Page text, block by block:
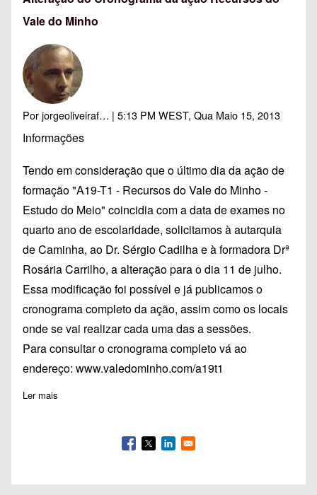
Vale do Minho
Porjorgeoliveiraf… | 5:13 PM WEST, Qua Maio 15, 2013
Informações
Tendo em consideração que o último dia da ação de
formação "A19-T1 - Recursos do Vale do Minho -
Estudo do Meio" coincidia com a data de exames no
quarto ano de escolaridade, solicitamos à autarquia
de Caminha, ao Dr. Sérgio Cadilha e à formadora Drª
Rosária Carrilho, a alteração para o dia 11 de julho.
Essa modificação foi possível e já publicamos o
cronograma completo da ação, assim como os locais
onde se vai realizar cada uma das a sessões.
Para consultar o cronograma completo vá ao
endereço: www.valedominho.com/a19t1
Ler mais